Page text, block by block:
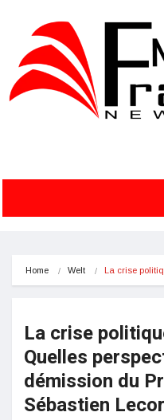
Home Welt La crise
La crise
Quelles
démission du
Sébastien